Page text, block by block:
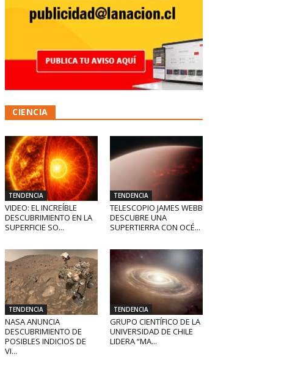
CIENCIA
TENDENCIA
VIDEO: EL INCREÍBLE
DESCUBRIMIENTO EN LA
SUPERFICIE SO...
TENDENCIA
TELESCOPIO JAMES WEBB
DESCUBRE UNA
SUPERTIERRA CON OCÉ...
TENDENCIA
NASA ANUNCIA
DESCUBRIMIENTO DE
POSIBLES INDICIOS DE
VI...
TENDENCIA
GRUPO CIENTÍFICO DE LA
UNIVERSIDAD DE CHILE
LIDERA “MA...